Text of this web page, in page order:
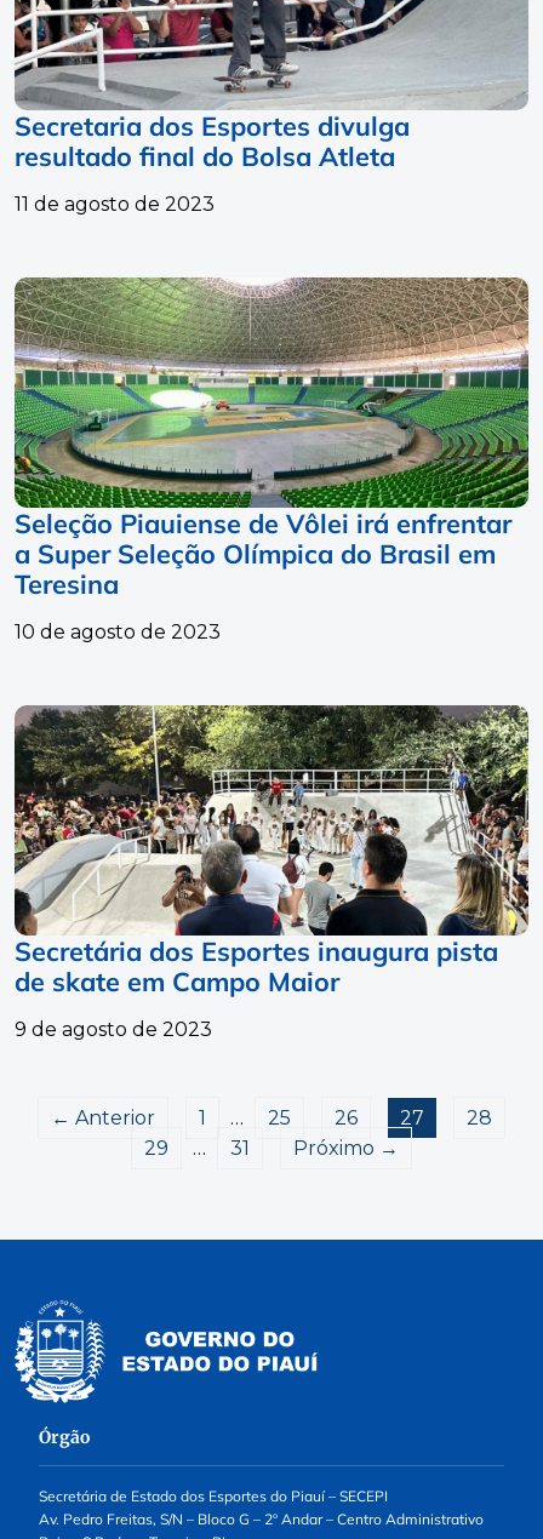
Secretaria dos Esportes divulga
resultado final do Bolsa Atleta
11 de agosto de 2023
Seleção Piauiense de Vôlei irá enfrentar
a Super Seleção Olímpica do Brasil em
Teresina
10 de agosto de 2023
Secretária dos Esportes inaugura pista
de skate em Campo Maior
9 de agosto de 2023
← Anterior 1 … 25 26 27
28
29
… 31 Próximo →
Órgão
Secretária de Estado dos Esportes do Piauí – SECEPI
Av. Pedro Freitas, S/N – Bloco G – 2º Andar – Centro Administrativo